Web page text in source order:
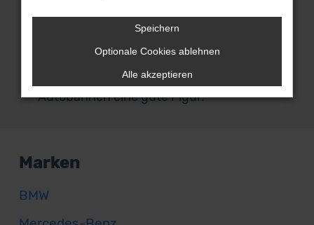
Preis sprechen. Für den Stadtverkehr in
Ingolstadt eignet sich das Modell
ohnehin perfekt und macht zudem auch
bei Fahrten über Landstraßen und
Autobahnen eine gute Figur.
Marken
BMW
Speichern
Optionale Cookies ablehnen
Alle akzeptieren